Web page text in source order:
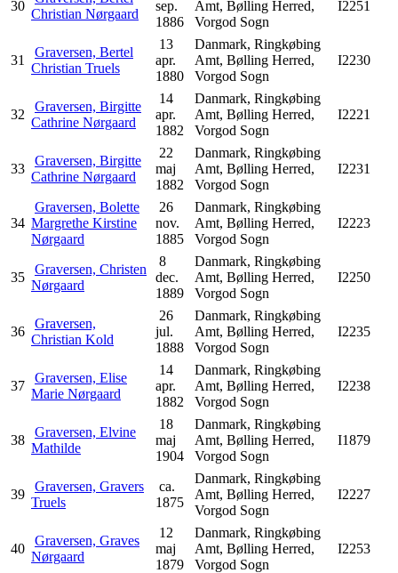
30
Christian Nørgaard
sep.
1886
Amt, Bølling Herred,
Vorgod Sogn
I2251
31
Graversen, Bertel
Christian Truels
13
apr.
1880
Danmark, Ringkøbing
Amt, Bølling Herred,
Vorgod Sogn
I2230
32
Graversen, Birgitte
Cathrine Nørgaard
14
apr.
1882
Danmark, Ringkøbing
Amt, Bølling Herred,
Vorgod Sogn
I2221
33
Graversen, Birgitte
Cathrine Nørgaard
22
maj
1882
Danmark, Ringkøbing
Amt, Bølling Herred,
Vorgod Sogn
I2231
34
Graversen, Bolette
Margrethe Kirstine
Nørgaard
26
nov.
1885
Danmark, Ringkøbing
Amt, Bølling Herred,
Vorgod Sogn
I2223
35
Graversen, Christen
Nørgaard
8
dec.
1889
Danmark, Ringkøbing
Amt, Bølling Herred,
Vorgod Sogn
I2250
36
Graversen,
Christian Kold
26
jul.
1888
Danmark, Ringkøbing
Amt, Bølling Herred,
Vorgod Sogn
I2235
37
Graversen, Elise
Marie Nørgaard
14
apr.
1882
Danmark, Ringkøbing
Amt, Bølling Herred,
Vorgod Sogn
I2238
38
Graversen, Elvine
Mathilde
18
maj
1904
Danmark, Ringkøbing
Amt, Bølling Herred,
Vorgod Sogn
I1879
39
Graversen, Gravers
Truels
ca.
1875
Danmark, Ringkøbing
Amt, Bølling Herred,
Vorgod Sogn
I2227
40
Graversen, Graves
Nørgaard
12
maj
1879
Danmark, Ringkøbing
Amt, Bølling Herred,
Vorgod Sogn
I2253